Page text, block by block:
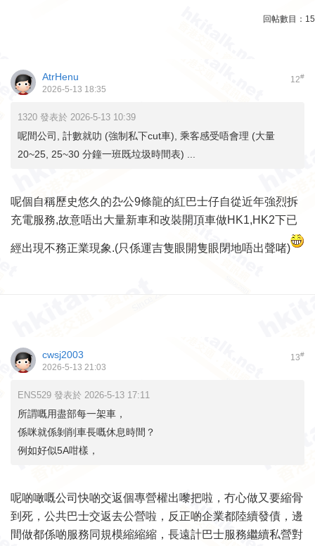
回帖數目： 15
12#
AtrHenu
2026-5-13 18:35
1320 發表於 2026-5-13 10:39
呢間公司, 計數就叻 (強制私下cut車), 乘客感受唔會理 (大量
20~25, 25~30 分鐘一班既垃圾時間表) ...
呢個自稱歷史悠久的厹公9條龍的紅巴士仔自從近年強烈拆
充電服務,故意唔出大量新車和改裝開頂車做HK1,HK2下已
經出現不務正業現象.(只係運吉隻眼開隻眼閉地唔出聲啫)
13#
cwsj2003
2026-5-13 21:03
ENS529 發表於 2026-5-13 17:11
所謂嘅用盡部每一架車，
係咪就係剝削車長嘅休息時間？
例如好似5A咁樣，
呢啲噉嘅公司快啲交返個專營權出嚟把啦，冇心做又要縮骨
到死，公共巴士交返去公營啦，反正啲企業都陸續發債，邊
間做都係啲服務同規模縮縮縮，長遠計巴士服務繼續私營對